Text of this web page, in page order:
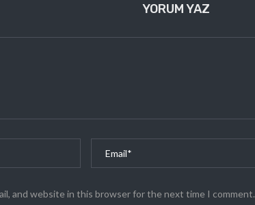
YORUM YAZ
and website in this browser for the next time I comment.